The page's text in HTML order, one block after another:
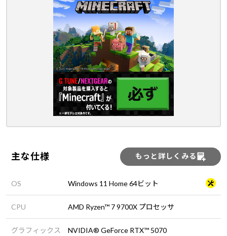
主な仕様 もっと詳しくみる
OS Windows 11 Home 64ビット
CPU AMD Ryzen™ 7 9700X プロセッサ
グラフィックス NVIDIA® GeForce RTX™ 5070